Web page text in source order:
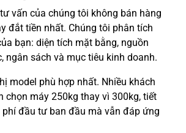
vấn của chúng tôi không bán hàng
đắt tiền nhất. Chúng tôi phân tích
bạn: diện tích mặt bằng, nguồn
ngân sách và mục tiêu kinh doanh.
model phù hợp nhất. Nhiều khách
chọn máy 250kg thay vì 300kg, tiết
phí đầu tư ban đầu mà vẫn đáp ứng